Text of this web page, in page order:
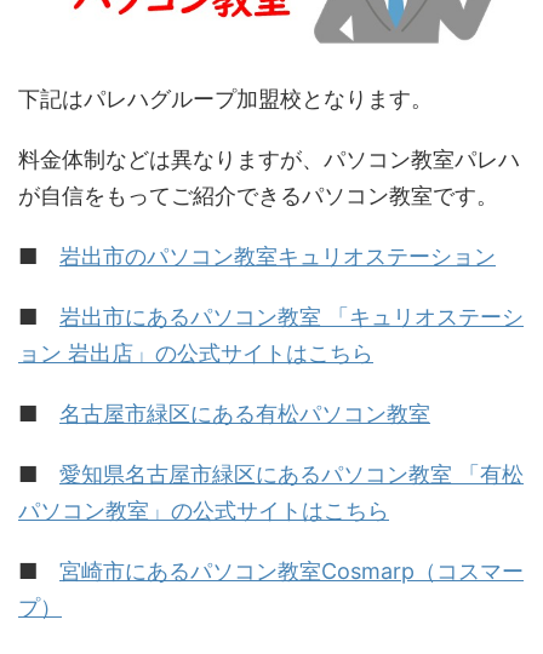
下記はパレハグループ加盟校となります。
料金体制などは異なりますが、パソコン教室パレハ
が自信をもってご紹介できるパソコン教室です。
■ 岩出市のパソコン教室キュリオステーション
■ 岩出市にあるパソコン教室 「キュリオステーシ
ョン 岩出店」の公式サイトはこちら
■ 名古屋市緑区にある有松パソコン教室
■ 愛知県名古屋市緑区にあるパソコン教室 「有松
パソコン教室」の公式サイトはこちら
■ 宮崎市にあるパソコン教室Cosmarp（コスマー
プ）